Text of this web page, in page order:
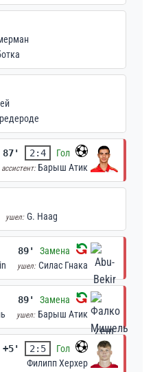
87' 2:4
Гол
ассистент: Барыш Атик
ушел: G. Haag
89' Замена
ушел: Силас Гнака
89' Замена
ушел: Барыш Атик
2:5
Гол
Филипп Херхер